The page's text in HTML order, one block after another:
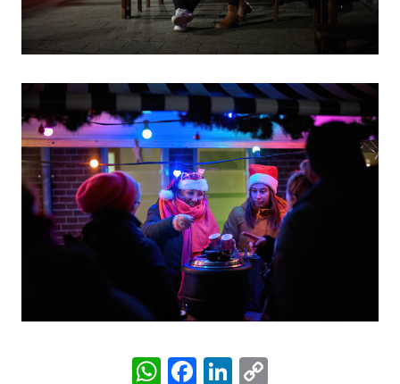
WhatsApp
Facebook
LinkedIn